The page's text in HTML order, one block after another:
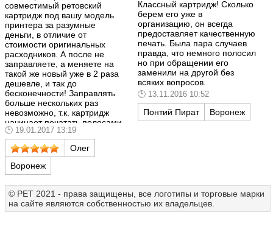
совместимый ретовский
картридж под вашу модель
принтера за разумные
деньги, в отличие от
стоимости оригинальных
расходников. А после не
заправляете, а меняете на
такой же новый уже в 2 раза
дешевле, и так до
бесконечности! Заправлять
больше нескольких раз
невозможно, т.к. картридж
начинает печатать полосами.
А благодаря этой системе у
вас всегда будет новый и
недорогой картридж, что
очень выгодно. Всем
знакомым всегда
19.01.2017 13:19
Олег
Воронеж
Классный картридж! Сколько
берем его уже в
организацию, он всегда
предоставляет качественную
печать. Была пара случаев
правда, что немного полосил
но при обращении его
заменили на другой без
всяких вопросов.
13.11.2016 10:52
Понтий Пират Воронеж
© РЕТ 2021 - права защищены, все логотипы и торговые марки
на сайте являются собственностью их владельцев.